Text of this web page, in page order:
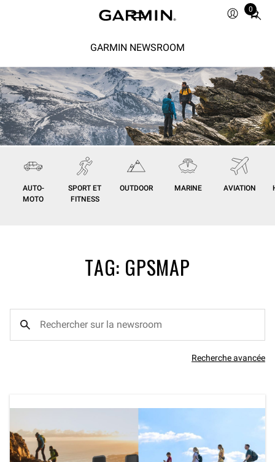
0
Total
0
GARMIN NEWSROOM
AUTO-
MOTO
SPORT ET
FITNESS
OUTDOOR MARINE AVIATION
TAG: GPSMAP
Recherche avancée